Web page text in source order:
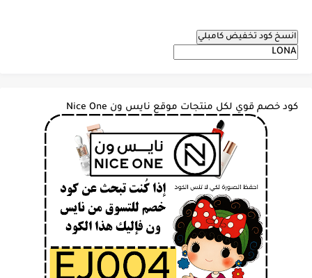
انسخ كود تخفيض كامبلي
كود خصم قوي لكل منتجات موقع نايس ون Nice One